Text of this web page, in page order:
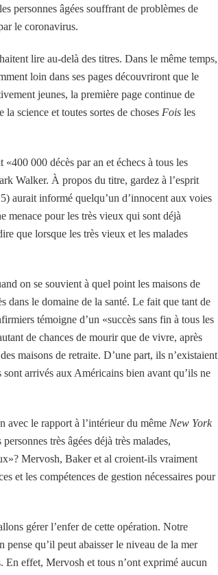
personnes âgées souffrant de problèmes de
le coronavirus.
lire au-delà des titres. Dans le même temps,
loin dans ses pages découvriront que le
jeunes, la première page continue de
science et toutes sortes de choses Fois les
000 décès par an et échecs à tous les
Walker. À propos du titre, gardez à l’esprit
aurait informé quelqu’un d’innocent aux voies
menace pour les très vieux qui sont déjà
que lorsque les très vieux et les malades
on se souvient à quel point les maisons de
dans le domaine de la santé. Le fait que tant de
témoigne d’un «succès sans fin à tous les
de chances de mourir que de vivre, après
maisons de retraite. D’une part, ils n’existaient
arrivés aux Américains bien avant qu’ils ne
avec le rapport à l’intérieur du même New York
très âgées déjà très malades,
Mervosh, Baker et al croient-ils vraiment
et les compétences de gestion nécessaires pour
gérer l’enfer de cette opération. Notre
qu’il peut abaisser le niveau de la mer
effet, Mervosh et tous n’ont exprimé aucun